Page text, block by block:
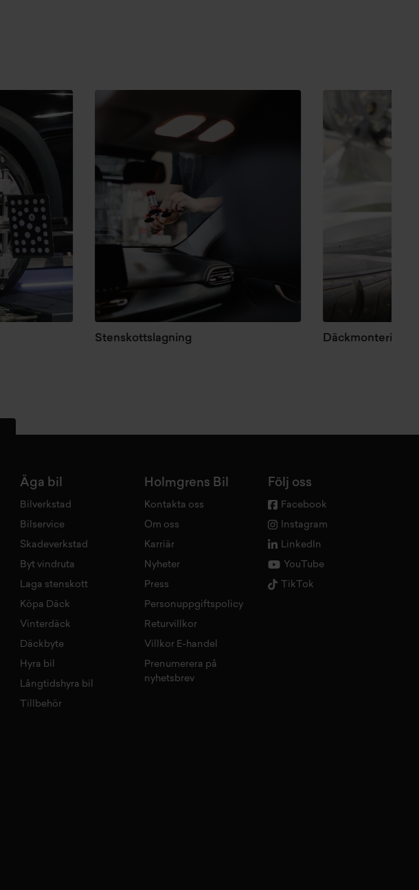
Stenskottslagning Däckmontering
Äga bil
Bilverkstad
Bilservice
Skadeverkstad
Byt vindruta
Laga stenskott
Köpa Däck
Vinterdäck
Däckbyte
Hyra bil
Långtidshyra bil
Tillbehör
Holmgrens Bil
Kontakta oss
Om oss
Karriär
Nyheter
Press
Personuppgiftspolicy
Returvillkor
Villkor E-handel
Prenumerera på
nyhetsbrev
Följ oss
Facebook
Instagram
LinkedIn
YouTube
TikTok